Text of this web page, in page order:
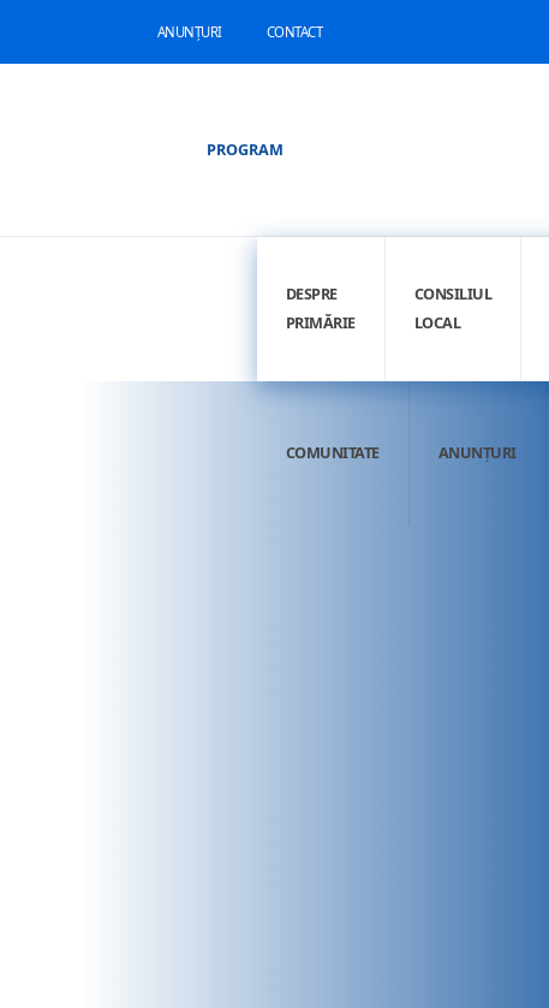
ANUNȚURI CONTACT
PROGRAM
DESPRE
PRIMĂRIE
CONSILIUL
LOCAL
COMUNITATE ANUNȚURI